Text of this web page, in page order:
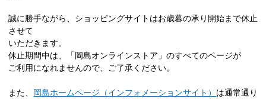
誠に勝手ながら、ショッピングサイトはお歳暮の承り開始まで休止
させて
いただきます。
休止期間中は、「岡島オンラインストア」のすべてのページが
ご利用になれませんので、ご了承ください。
また、 岡島ホームページ（インフォメーションサイト） は通常通り